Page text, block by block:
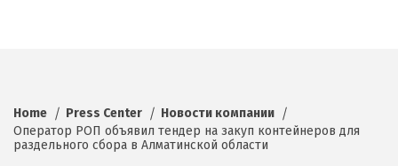
Home Press Center
Новости компании
Оператор РОП объявил тендер на закуп контейнеров для
раздельного сбора в Алматинской области